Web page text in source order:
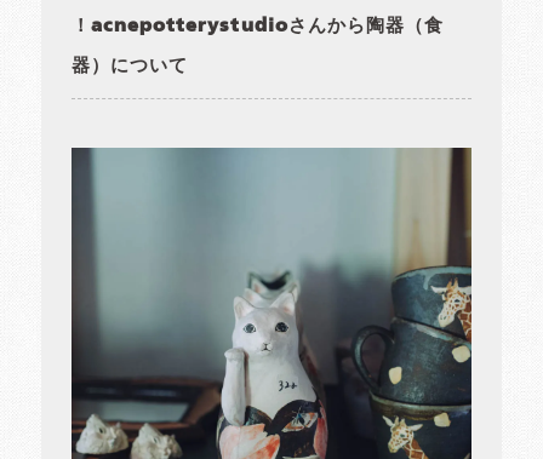
！acnepotterystudioさんから陶器（食
器）について